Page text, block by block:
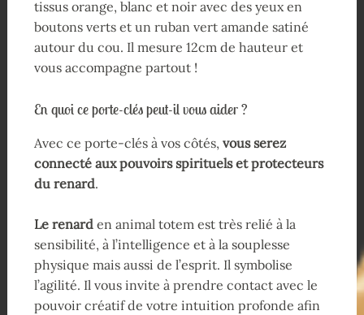
tissus orange, blanc et noir avec des yeux en
boutons verts et un ruban vert amande satiné
autour du cou. Il mesure 12cm de hauteur et
vous accompagne partout !
En quoi ce porte-clés peut-il vous aider ?
Avec ce porte-clés à vos côtés, vous serez
connecté aux pouvoirs spirituels et protecteurs
du renard.
Le renarden animal totem est très relié à la
sensibilité, à l’intelligence et à la souplesse
physique mais aussi de l’esprit. Il symbolise
l’agilité. Il vous invite à prendre contact avec le
pouvoir créatif de votre intuition profonde afin